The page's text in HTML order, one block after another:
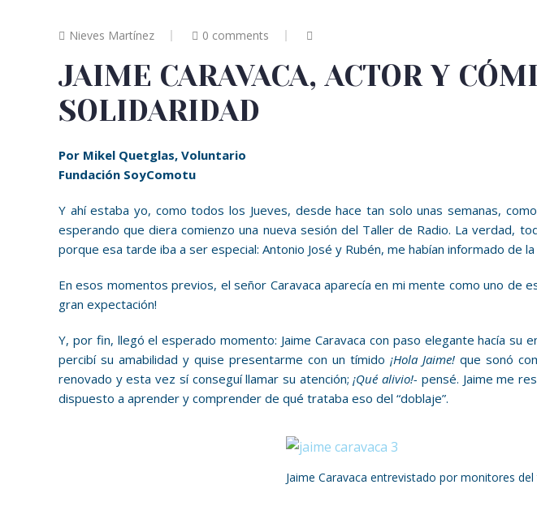
Nieves Martínez 0 comments
JAIME CARAVACA, ACTOR Y
SOLIDARIDAD
Por Mikel Quetglas, Voluntario
Fundación SoyComotu
Y ahí estaba yo, como todos los Jueves, desde hace tan solo unas semanas,
esperando que diera comienzo una nueva sesión del Taller de Radio. La verdad,
porque esa tarde iba a ser especial: Antonio José y Rubén, me habían informado de
En esos momentos previos, el señor Caravaca aparecía en mi mente como uno
gran expectación!
Y, por fin, llegó el esperado momento: Jaime Caravaca con paso elegante hacía
percibí su amabilidad y quise presentarme con un tímido ¡Hola Jaime! que sonó
renovado y esta vez sí conseguí llamar su atención; ¡Qué alivio!- pensé. Jaime me
dispuesto a aprender y comprender de qué trataba eso del “doblaje”.
Jaime Caravaca entrevistado por monitores